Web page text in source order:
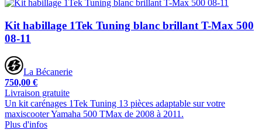
Kit habillage 1Tek Tuning blanc brillant T-Max 500
08-11
La Bécanerie
750,00 €
Livraison gratuite
Un kit carénages 1Tek Tuning 13 pièces adaptable sur votre
maxiscooter Yamaha 500 TMax de 2008 à 2011.
Plus d'infos